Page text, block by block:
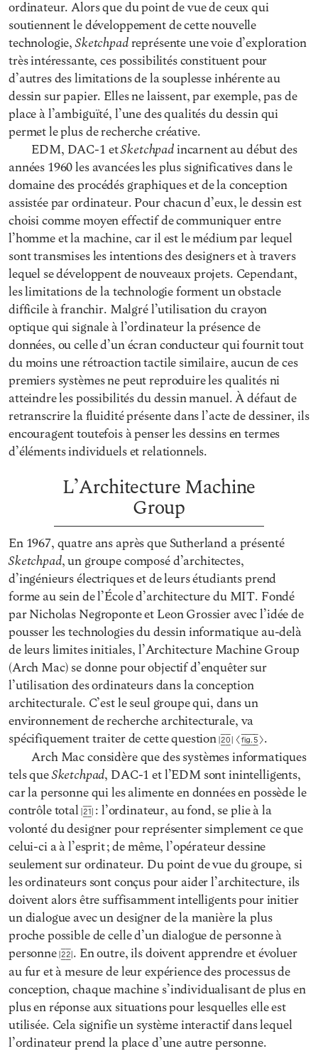
ordinateur. Alors que du point de vue de ceux qui
soutiennent le développement de cette nouvelle
technologie,Sketchpadreprésente une voie d’exploration
très intéressante, ces possibilités constituent pour
d’autres des limitations de la souplesse inhérente au
dessin sur papier. Elles ne laissent, par exemple, pas de
place à l’ambiguïté, l’une des qualités du dessin qui
permet le plus de recherche créative.
EDM, DAC-1 etSketchpadincarnent au début des
années 1960 les avancées les plus significatives dans le
domaine des procédés graphiques et de la conception
assistée par ordinateur. Pour chacun d’eux, le dessin est
choisi comme moyen effectif de communiquer entre
l’homme et la machine, car il est le médium par lequel
sont transmises les intentions des designers et à travers
lequel se développent de nouveaux projets. Cependant,
les limitations de la technologie forment un obstacle
difficile à franchir. Malgré l’utilisation du crayon
optique qui signale à l’ordinateur la présence de
données, ou celle d’un écran conducteur qui fournit tout
du moins une rétroaction tactile similaire, aucun de ces
premiers systèmes ne peut reproduire les qualités ni
atteindre les possibilités du dessin manuel. À défaut de
retranscrire la fluidité présente dans l’acte de dessiner, ils
encouragent toutefois à penser les dessins en termes
d’éléments individuels et relationnels.
L’Architecture Machine
Group
En 1967, quatre ans après que Sutherland a présenté
Sketchpad, un groupe composé d’architectes,
d’ingénieurs électriques et de leurs étudiants prend
forme au sein de l’École d’architecture du MIT. Fondé
par Nicholas Negroponte et Leon Grossier avec l’idée de
pousser les technologies du dessin informatique au-delà
de leurs limites initiales, l’Architecture Machine Group
(Arch Mac) se donne pour objectif d’enquêter sur
l’utilisation des ordinateurs dans la conception
architecturale. C’est le seul groupe qui, dans un
environnement de recherche architecturale, va
spécifiquement traiter de cette question
20 Fig. 5
.
Arch Mac considère que des systèmes informatiques
tels queSketchpad, DAC-1 et l’EDM sont inintelligents,
car la personne qui les alimente en données en possède le
contrôle total
21 : l’ordinateur, au fond, se plie à la
volonté du designer pour représenter simplement ce que
celui-ci a à l’esprit ; de même, l’opérateur dessine
seulement sur ordinateur. Du point de vue du groupe, si
les ordinateurs sont conçus pour aider l’architecture, ils
doivent alors être suffisamment intelligents pour initier
un dialogue avec un designer de la manière la plus
proche possible de celle d’un dialogue de personne à
personne 22 . En outre, ils doivent apprendre et évoluer
au fur et à mesure de leur expérience des processus de
conception, chaque machine s’individualisant de plus en
plus en réponse aux situations pour lesquelles elle est
utilisée. Cela signifie un système interactif dans lequel
l’ordinateur prend la place d’une autre personne.